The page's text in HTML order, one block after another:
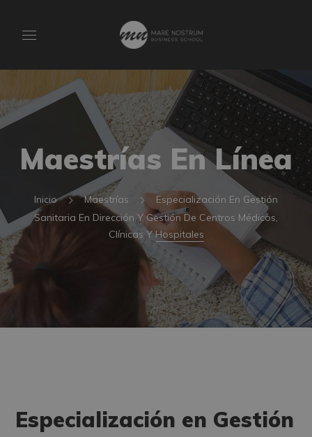
Maestrías En Línea
Inicio Maestrías
Especialización En Gestión
Sanitaria En Dirección Y Gestión De Centros Médicos,
Clínicas Y Hospitales
Especialización en Gestión